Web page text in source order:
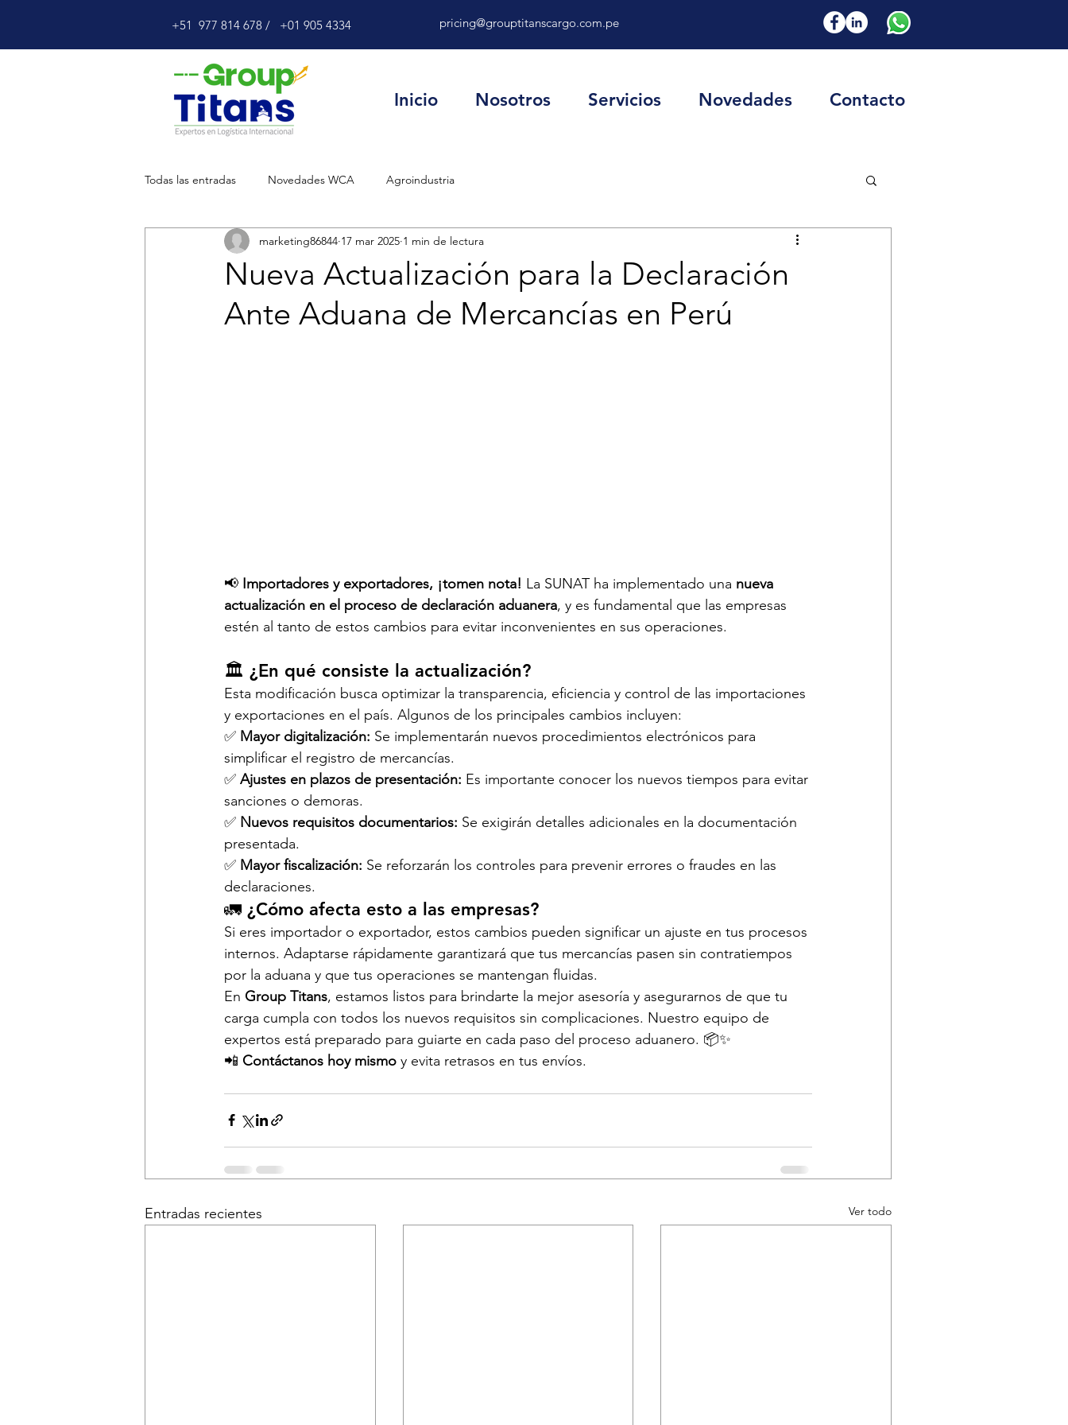
+51 977 814 678 / +01 905 4334 pricing@grouptitanscargo.com.pe
Inicio Nosotros Servicios Novedades Contacto
Todas las entradas Novedades WCA Agroindustria
Nueva Actualización para la Declaración
Ante Aduana de Mercancías en Perú
marketing86844 17 mar 2025 1 min de lectura
📢 Importadores y exportadores, ¡tomen nota! La SUNAT ha implementado una nueva
actualización en el proceso de declaración aduanera, y es fundamental que las empresas
estén al tanto de estos cambios para evitar inconvenientes en sus operaciones.
🏛️ ¿En qué consiste la actualización?
Esta modificación busca optimizar la transparencia, eficiencia y control de las importaciones
y exportaciones en el país. Algunos de los principales cambios incluyen:
✅ Mayor digitalización: Se implementarán nuevos procedimientos electrónicos para
simplificar el registro de mercancías.
✅ Ajustes en plazos de presentación: Es importante conocer los nuevos tiempos para evitar
sanciones o demoras.
✅ Nuevos requisitos documentarios: Se exigirán detalles adicionales en la documentación
presentada.
✅ Mayor fiscalización: Se reforzarán los controles para prevenir errores o fraudes en las
declaraciones.
🚛 ¿Cómo afecta esto a las empresas?
Si eres importador o exportador, estos cambios pueden significar un ajuste en tus procesos
internos. Adaptarse rápidamente garantizará que tus mercancías pasen sin contratiempos
por la aduana y que tus operaciones se mantengan fluidas.
En Group Titans, estamos listos para brindarte la mejor asesoría y asegurarnos de que tu
carga cumpla con todos los nuevos requisitos sin complicaciones. Nuestro equipo de
expertos está preparado para guiarte en cada paso del proceso aduanero. 📦✨
📲 Contáctanos hoy mismo y evita retrasos en tus envíos.
Entradas recientes Ver todo